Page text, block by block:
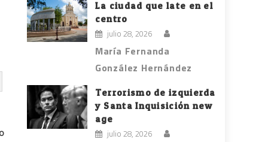
La ciudad que late en el
centro
julio 28, 2026
María Fernanda
González Hernández
Terrorismo de izquierda
y Santa Inquisición new
age
julio 28, 2026